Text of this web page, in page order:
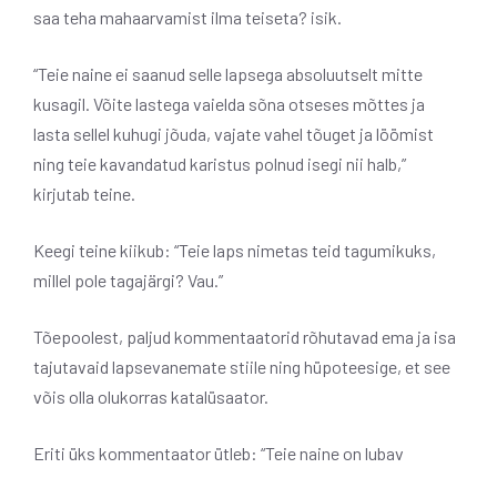
saa teha mahaarvamist ilma teiseta? isik.
“Teie naine ei saanud selle lapsega absoluutselt mitte
kusagil. Võite lastega vaielda sõna otseses mõttes ja
lasta sellel kuhugi jõuda, vajate vahel tõuget ja löömist
ning teie kavandatud karistus polnud isegi nii halb,”
kirjutab teine.
Keegi teine ​​kiikub: “Teie laps nimetas teid tagumikuks,
millel pole tagajärgi? Vau.”
Tõepoolest, paljud kommentaatorid rõhutavad ema ja isa
tajutavaid lapsevanemate stiile ning hüpoteesige, et see
võis olla olukorras katalüsaator.
Eriti üks kommentaator ütleb: “Teie naine on lubav